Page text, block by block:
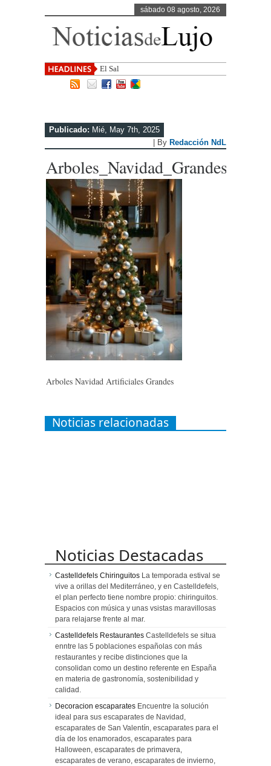
sábado 08 agosto, 2026
El Salvador, uno de los destin
Publicado: Mié, May 7th, 2025
| By Redacción NdL
Arboles Navidad Artificiales Grandes
Noticias relacionadas
Noticias Destacadas
Castelldefels Chiringuitos La temporada estival se
vive a orillas del Mediterráneo, y en Castelldefels,
el plan perfecto tiene nombre propio: chiringuitos.
Espacios con música y unas vsistas maravillosas
para relajarse frente al mar.
Castelldefels Restaurantes Castelldefels se situa
enntre las 5 poblaciones españolas con más
restaurantes y recibe distinciones que la
consolidan como un destino referente en España
en materia de gastronomía, sostenibilidad y
calidad.
Decoracion escaparates Encuentre la solución
ideal para sus escaparates de Navidad,
escaparates de San Valentín, escaparates para el
día de los enamorados, escaparates para
Halloween, escaparates de primavera,
escaparates de verano, escaparates de invierno,